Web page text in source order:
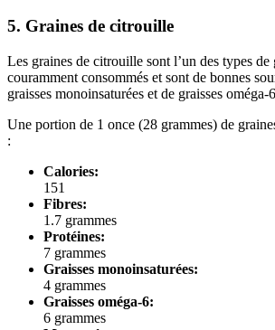
5. Graines de citrouille
Les graines de citrouille sont l’un des types de
couramment consommés et sont de bonnes
graisses monoinsaturées et de graisses oméga-
Une portion de 1 once (28 grammes) de
:
Calories:
151
Fibres:
1.7 grammes
Protéines:
7 grammes
Graisses monoinsaturées:
4 grammes
Graisses oméga-6:
6 grammes